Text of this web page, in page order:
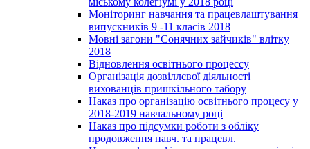
Моніторинг навчання та працевлаштування
випускників 9 -11 класів 2018
Мовні загони "Сонячних зайчиків" влітку
2018
Відновлення освітнього процессу
Організація дозвіллєвої діяльності
вихованців пришкільного табору
Наказ про організацію освітнього процесу у
2018-2019 навчальному році
Наказ про підсумки роботи з обліку
продовження навч. та працевл.